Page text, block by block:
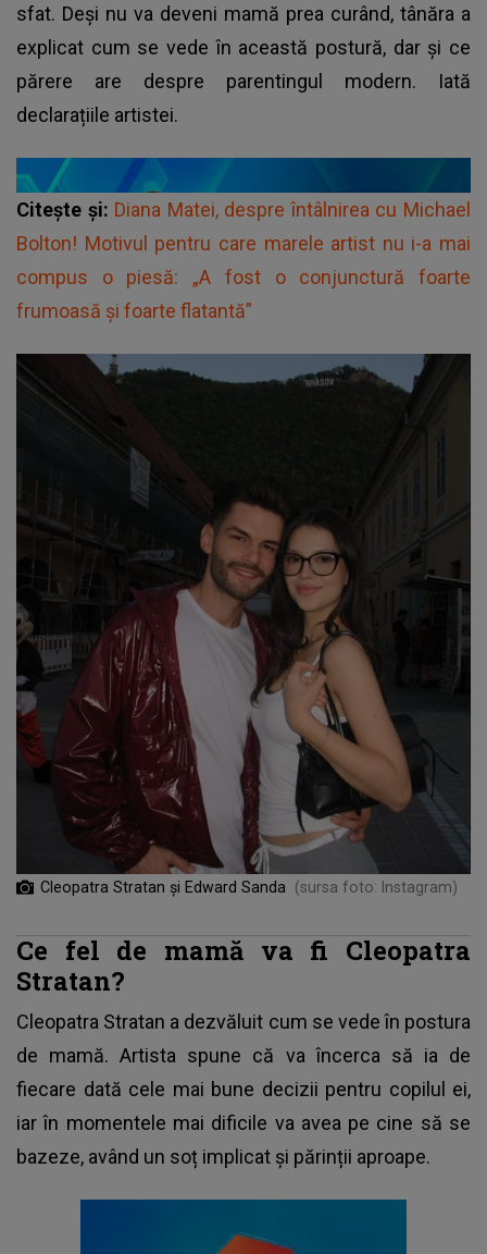
sfat. Deși nu va deveni mamă prea curând, tânăra a
explicat cum se vede în această postură, dar și ce
părere are despre parentingul modern. Iată
declarațiile artistei.
Citește și: Diana Matei, despre întâlnirea cu Michael
Bolton! Motivul pentru care marele artist nu i-a mai
compus o piesă: „A fost o conjunctură foarte
frumoasă și foarte flatantă”
Cleopatra Stratan și Edward Sanda (sursa foto: Instagram)
Ce fel de mamă va fi Cleopatra
Stratan?
Cleopatra Stratan a dezvăluit cum se vede în postura
de mamă. Artista spune că va încerca să ia de
fiecare dată cele mai bune decizii pentru copilul ei,
iar în momentele mai dificile va avea pe cine să se
bazeze, având un soț implicat și părinții aproape.